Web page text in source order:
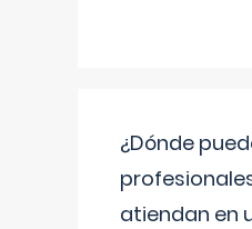
¿Dónde
atiendan en